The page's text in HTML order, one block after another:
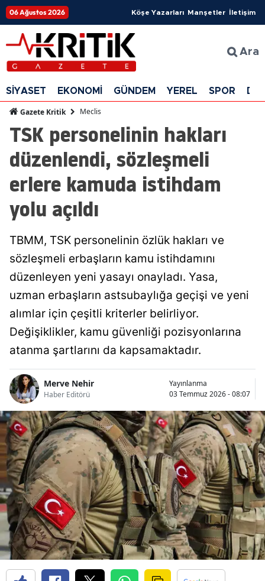
06 Ağustos 2026 Köşe Yazarları Manşetler İletişim
Ara
SİYASET EKONOMİ GÜNDEM YEREL SPOR
Gazete Kritik Meclis
TSK personelinin hakları
düzenlendi, sözleşmeli
erlere kamuda istihdam
yolu açıldı
TBMM, TSK personelinin özlük hakları ve
sözleşmeli erbaşların kamu istihdamını
düzenleyen yeni yasayı onayladı. Yasa,
uzman erbaşların astsubaylığa geçişi ve yeni
alımlar için çeşitli kriterler belirliyor.
Değişiklikler, kamu güvenliği pozisyonlarına
atanma şartlarını da kapsamaktadır.
Merve Nehir
Haber Editörü
Yayınlanma
03 Temmuz 2026 - 08:07